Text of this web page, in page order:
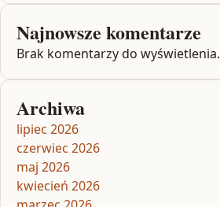
Najnowsze komentarze
Brak komentarzy do wyświetlenia.
Archiwa
lipiec 2026
czerwiec 2026
maj 2026
kwiecień 2026